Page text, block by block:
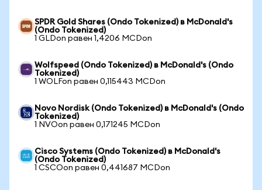
SPDR Gold Shares (Ondo Tokenized) в McDonald's
(Ondo Tokenized)
1 GLDon равен 1,4206 MCDon
Wolfspeed (Ondo Tokenized) в McDonald's (Ondo
Tokenized)
1 WOLFon равен 0,115443 MCDon
Novo Nordisk (Ondo Tokenized) в McDonald's (Ondo
Tokenized)
1 NVOon равен 0,171245 MCDon
Cisco Systems (Ondo Tokenized) в McDonald's
(Ondo Tokenized)
1 CSCOon равен 0,441687 MCDon